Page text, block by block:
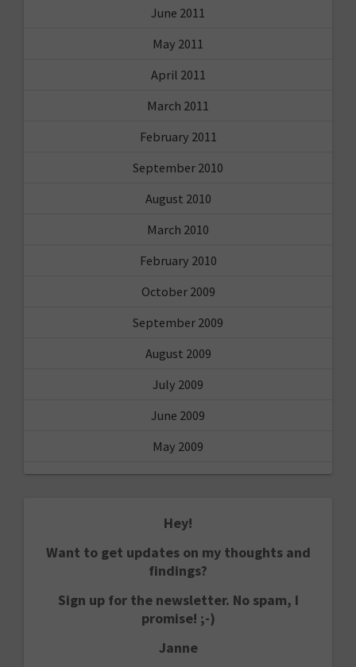
June 2011
May 2011
April 2011
March 2011
February 2011
September 2010
August 2010
March 2010
February 2010
October 2009
September 2009
August 2009
July 2009
June 2009
May 2009
Hey!
Want to get updates on my thoughts and
findings?
Sign up for the newsletter. No spam, I
promise! ;-)
Janne